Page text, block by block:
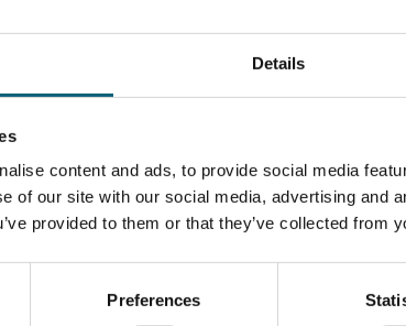
Details
content and ads, to provide social media
of our site with our social media, advertising and
provided to them or that they’ve collected from
Preferences
Uhr, Fr 8–14 Uhr)